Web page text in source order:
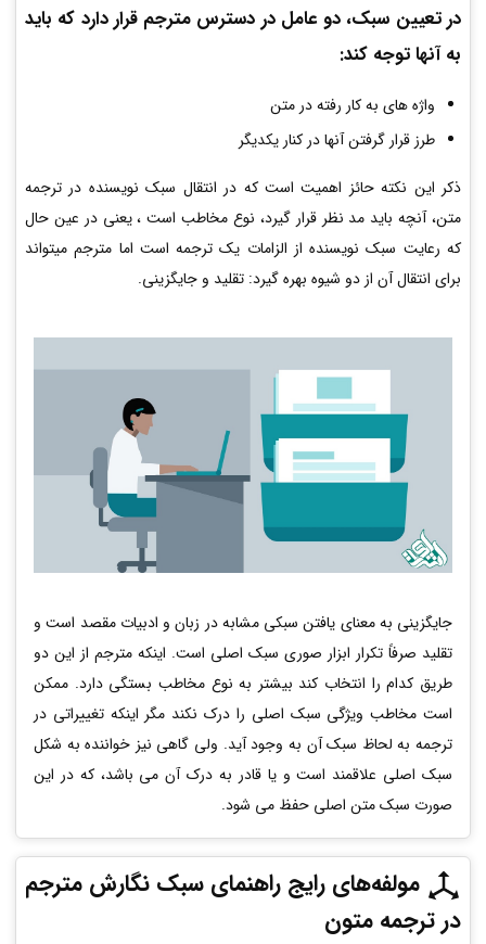
در تعیین سبک، دو عامل در دسترس مترجم قرار دارد که باید
به آنها توجه کند:
واژه­ های به کار رفته در متن
طرز قرار گرفتن آنها در کنار یکدیگر
ذکر این نکته حائز اهمیت است که در انتقال سبک نویسنده در ترجمه
متن، آنچه باید مد نظر قرار گیرد، نوع مخاطب است ، یعنی در عین حال
که رعایت سبک نویسنده از الزامات یک ترجمه است اما مترجم می­تواند
برای انتقال آن از دو شیوه بهره گیرد: تقلید و جایگزینی.
جایگزینی به معنای یافتن سبکی مشابه در زبان و ادبیات مقصد است و
تقلید صرفاً تکرار ابزار صوری سبک اصلی است. اینکه مترجم از این دو
طریق کدام را انتخاب کند بیشتر به نوع مخاطب بستگی دارد. ممکن
است مخاطب ویژگی سبک اصلی را درک نکند مگر اینکه تغییراتی در
ترجمه به لحاظ سبک آن به وجود آید.­ ولی گاهی نیز خواننده به شکل
سبک اصلی علاقمند است و یا قادر به درک آن می­ باشد، که در این
صورت سبک متن اصلی حفظ می­ شود.
مولفه‌های رایج راهنمای سبک نگارش مترجم
در ترجمه متون